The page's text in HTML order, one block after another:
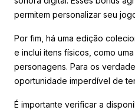
permitem personalizar seu
Por fim, há uma edição
e inclui itens físicos, como
personagens. Para os
oportunidade imperdível de
É importante verificar a